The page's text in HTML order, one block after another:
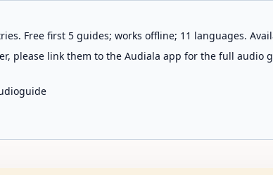
Free first 5 guides; works offline; 11 languages.
please link them to the Audiala app for the full audio